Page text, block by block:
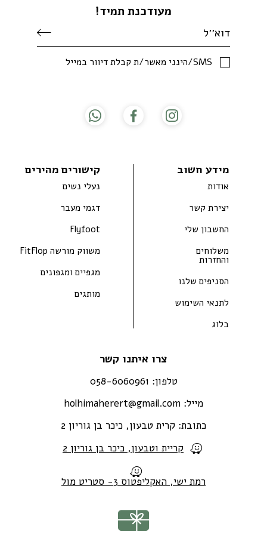
מידע חשוב
אודות
יצירת קשר
החשבון שלי
משלוחים
והחזרות
הסניפים שלנו
לתנאי השימוש
בלוג
קישורים מהירים
נעלי נשים
דגמי מעבר
Flyfoot
משווק מורשה FitFlop
מגפיים ומגפונים
מותגים
צרו איתנו קשר
טלפון: 058-6060961
מייל: holhimaherert@gmail.com
כתובת: קרית טבעון, כיכר בן גוריון 2
קריית וטבעון, כיכר בן גוריון 2
רמת ישי, האקליפטוס 3- סטריט מול
מעודכנת תמיד!
SMS/הינני מאשר/ת קבלת דיוור במייל